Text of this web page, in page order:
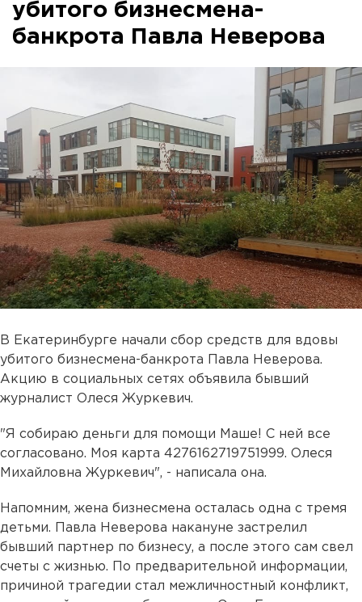
убитого бизнесмена-
банкрота Павла Неверова
В Екатеринбурге начали сбор средств для вдовы
убитого бизнесмена-банкрота Павла Неверова.
Акцию в социальных сетях объявила бывший
журналист Олеся Журкевич.
"Я собираю деньги для помощи Маше! С ней все
согласовано. Моя карта 4276162719751999. Олеся
Михайловна Журкевич", - написала она.
Напомним, жена бизнесмена осталась одна с тремя
детьми. Павла Неверова накануне застрелил
бывший партнер по бизнесу, а после этого сам свел
счеты с жизнью. По предварительной информации,
причиной трагедии стал межличностный конфликт,